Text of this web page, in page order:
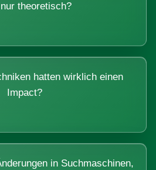
theoretisch?
hatten wirklich einen
Impact?
in Suchmaschinen,